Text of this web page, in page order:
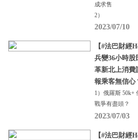
成求售
2）
2023/07/10
【#法巴財經
兵變36小時
革新北上消費
報乘客無信心
1）俄羅斯 50k+
戰爭有盡頭？
2023/07/03
【#法巴財經